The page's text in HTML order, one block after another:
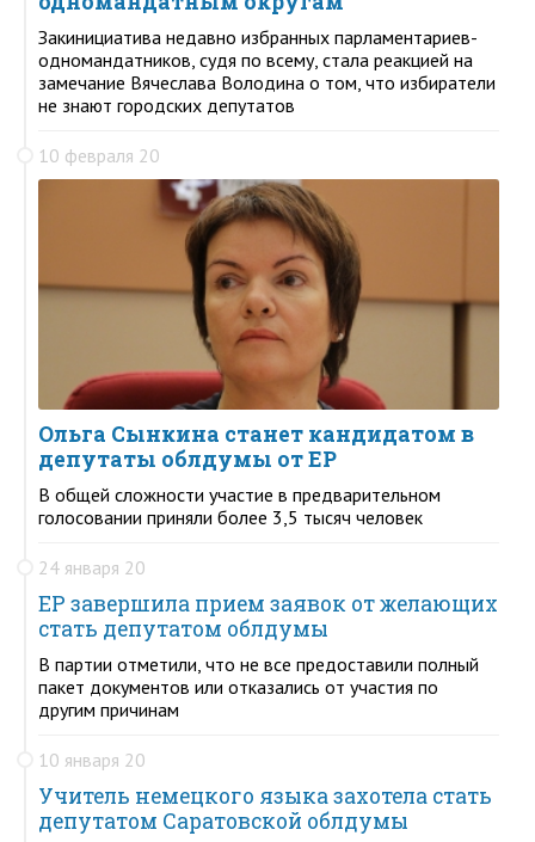
Закинициатива недавно избранных парламентариев-
одномандатников, судя по всему, стала реакцией на
замечание Вячеслава Володина о том, что избиратели
не знают городских депутатов
10 февраля 20
Ольга Сынкина станет кандидатом в
депутаты облдумы от ЕР
В общей сложности участие в предварительном
голосовании приняли более 3,5 тысяч человек
24 января 20
ЕР завершила прием заявок от желающих
стать депутатом облдумы
В партии отметили, что не все предоставили полный
пакет документов или отказались от участия по
другим причинам
10 января 20
Учитель немецкого языка захотела стать
депутатом Саратовской облдумы